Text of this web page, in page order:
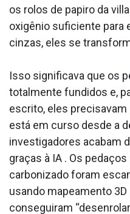
os rolos de papiro da
oxigênio suficiente para
cinzas, eles se
Isso significava que os
totalmente fundidos e,
escrito, eles
está em curso desde a
investigadores acabam
graças à IA . Os
carbonizado foram
usando mapeamento
conseguiram